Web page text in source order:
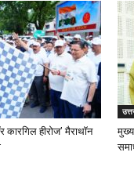
कारगिल हीरोज’ मैराथॉन